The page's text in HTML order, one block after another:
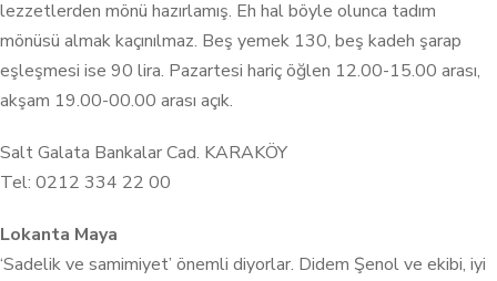
lezzetlerden mönü hazırlamış. Eh hal böyle olunca tadım
mönüsü almak kaçınılmaz. Beş yemek 130, beş kadeh şarap
eşleşmesi ise 90 lira. Pazartesi hariç öğlen 12.00-15.00 arası,
akşam 19.00-00.00 arası açık.
Salt Galata Bankalar Cad. KARAKÖY
Tel: 0212 334 22 00
Lokanta Maya
‘Sadelik ve samimiyet’ önemli diyorlar. Didem Şenol ve ekibi, iyi